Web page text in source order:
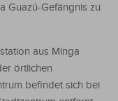
Guazú-Gefängnis zu
aus Minga
örtlichen
befindet sich bei